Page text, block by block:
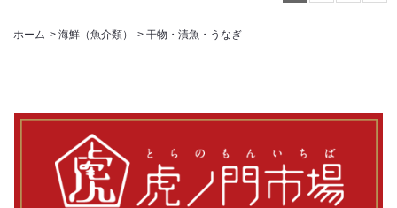
ホーム > 海鮮（魚介類） > 干物・漬魚・うなぎ